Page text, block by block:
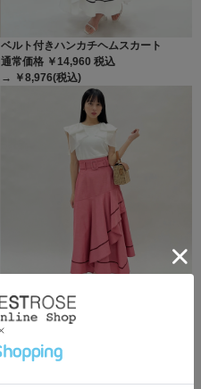
ベルト付きハンカチヘムスカート
通常価格 ￥14,960 税込
→ ￥8,976(税込)
ベルト付きハンカチヘムスカート
→ ￥8,976(税込)